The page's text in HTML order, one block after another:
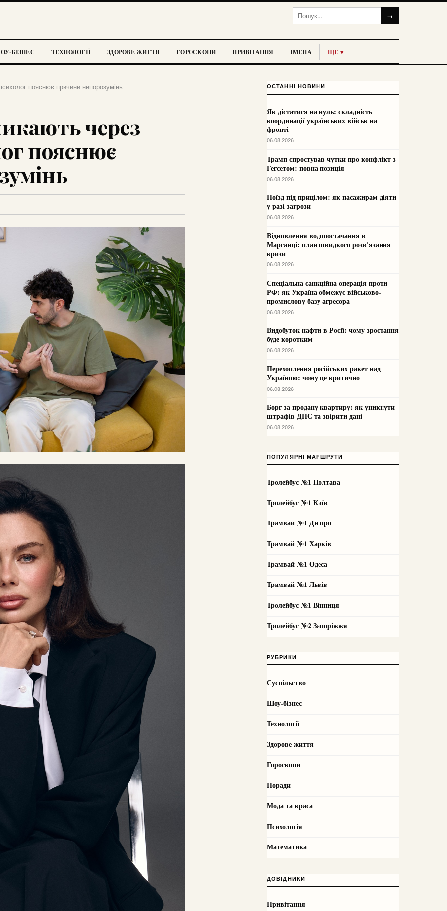
→
БІЗНЕС ТЕХНОЛОГІЇ ЗДОРОВЕ ЖИТТЯ ГОРОСКОПИ ПРИВІТАННЯ ІМЕНА ЩЕ ▾
пояснює причини непорозумінь
через
пояснює
ОСТАННІ НОВИНИ
Як дістатися на нуль: складність
координації українських військ на
фронті
06.08.2026
Трамп спростував чутки про конфлікт з
Гегсетом: повна позиція
06.08.2026
Поїзд під прицілом: як пасажирам діяти
у разі загрози
06.08.2026
Відновлення водопостачання в
Марганці: план швидкого розв'язання
кризи
06.08.2026
Спеціальна санкційна операція проти
РФ: як Україна обмежує військово-
промислову базу агресора
06.08.2026
Видобуток нафти в Росії: чому зростання
буде коротким
06.08.2026
Перехоплення російських ракет над
Україною: чому це критично
06.08.2026
Борг за продану квартиру: як уникнути
штрафів ДПС та звірити дані
06.08.2026
ПОПУЛЯРНІ МАРШРУТИ
Тролейбус №1 Полтава
Тролейбус №1 Київ
Трамвай №1 Дніпро
Трамвай №1 Харків
Трамвай №1 Одеса
Трамвай №1 Львів
Тролейбус №1 Вінниця
Тролейбус №2 Запоріжжя
РУБРИКИ
Суспільство
Шоу-бізнес
Технології
Здорове життя
Гороскопи
Поради
Мода та краса
Психологія
Математика
ДОВІДНИКИ
Привітання